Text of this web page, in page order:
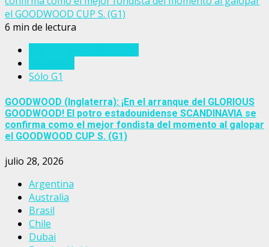
el GOODWOOD CUP S. (G1)
6 min de lectura
Sólo G1
GOODWOOD (Inglaterra): ¡En el arranque del GLORIOUS
GOODWOOD! El potro estadounidense SCANDINAVIA se
confirma como el mejor fondista del momento al galopar
el GOODWOOD CUP S. (G1)
julio 28, 2026
Argentina
Australia
Brasil
Chile
Dubai